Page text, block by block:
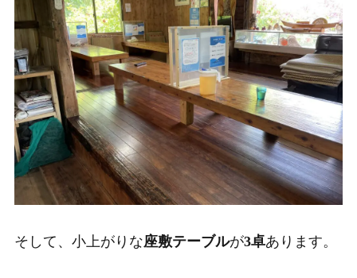
そして、小上がりな座敷テーブルが3卓あります。